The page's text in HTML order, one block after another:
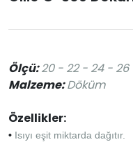
Ölçü:20 - 22 - 24 -
Malzeme:Döküm
Özellikler:
• Isıyı eşit miktarda dağıtır.